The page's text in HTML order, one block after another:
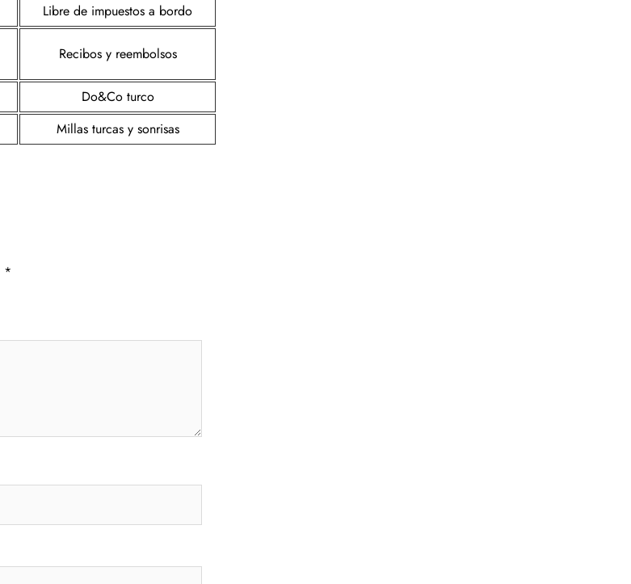
Libre de impuestos a bordo
Recibos y reembolsos
Do&Co turco
Millas turcas y sonrisas
*